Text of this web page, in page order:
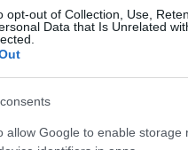
opt-out of Collection, Use,
Data that Is Unrelated
allow Google to enable
Calatrava vuelve a convertirse
de los epicentros del
de CLM
el turismo